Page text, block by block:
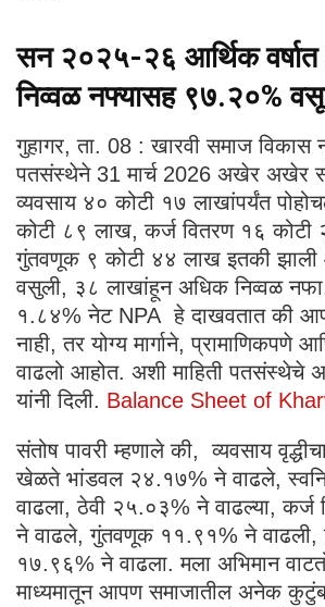
सन २०२५-२६ आर्थिक
निव्वळ नफ्यासह ९७.२०%
गुहागर, ता. 08 : खारवी समाज विकास
पतसंस्थेने 31 मार्च 2026 अखेर अखेर
व्यवसाय ४० कोटी १७ लाखांपर्यंत
कोटी ८९ लाख, कर्ज वितरण १६
गुंतवणूक ९ कोटी ४४ लाख इतकी
वसुली, ३८ लाखांहून अधिक निव्वळ
१.८४% नेट NPA हे दाखवतात की
नाही, तर योग्य मार्गाने, प्रामाणिकपणे
वाढलो आहोत. अशी माहिती पतसंस्थेचे
यांनी दिली. Balance Sheet of
संतोष पावरी म्हणाले की, व्यवसाय
खेळते भांडवल २४.१७% ने वाढले,
वाढला, ठेवी २५.०३% ने वाढल्या,
ने वाढले, गुंतवणूक ११.९१% ने वाढली,
१७.९६% ने वाढला. मला अभिमान
माध्यमातून आपण समाजातील अनेक